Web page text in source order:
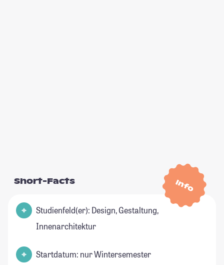
Info
Short-Facts
Studienfeld(er): Design, Gestaltung,
Innenarchitektur
Startdatum: nur Wintersemester